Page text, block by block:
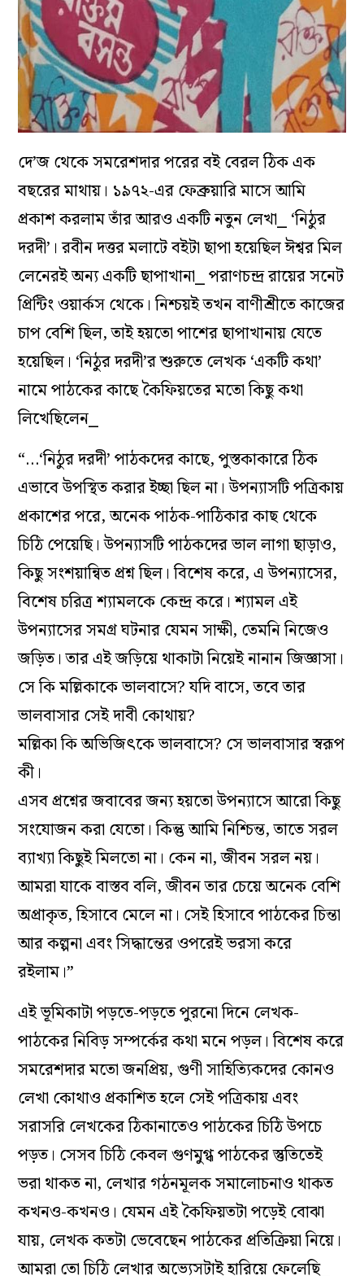
দে’জ থেকে সমরেশদার পরের বই বেরল ঠিক এক
বছরের মাথায়। ১৯৭২-এর ফেব্রুয়ারি মাসে আমি
প্রকাশ করলাম তাঁর আরও একটি নতুন লেখা⎯ ‘নিঠুর
দরদী’। রবীন দত্তর মলাটে বইটা ছাপা হয়েছিল ঈশ্বর মিল
লেনেরই অন্য একটি ছাপাখানা⎯ পরাণচন্দ্র রায়ের সনেট
প্রিন্টিং ওয়ার্কস থেকে। নিশ্চয়ই তখন বাণীশ্রীতে কাজের
চাপ বেশি ছিল, তাই হয়তো পাশের ছাপাখানায় যেতে
হয়েছিল। ‘নিঠুর দরদী’র শুরুতে লেখক ‘একটি কথা’
নামে পাঠকের কাছে কৈফিয়তের মতো কিছু কথা
লিখেছিলেন⎯
“…‘নিঠুর দরদী’ পাঠকদের কাছে, পুস্তকাকারে ঠিক
এভাবে উপস্থিত করার ইচ্ছা ছিল না। উপন্যাসটি পত্রিকায়
প্রকাশের পরে, অনেক পাঠক-পাঠিকার কাছ থেকে
চিঠি পেয়েছি। উপন্যাসটি পাঠকদের ভাল লাগা ছাড়াও,
কিছু সংশয়ান্বিত প্রশ্ন ছিল। বিশেষ করে, এ উপন্যাসের,
বিশেষ চরিত্র শ্যামলকে কেন্দ্র করে। শ্যামল এই
উপন্যাসের সমগ্র ঘটনার যেমন সাক্ষী, তেমনি নিজেও
জড়িত। তার এই জড়িয়ে থাকাটা নিয়েই নানান জিজ্ঞাসা।
সে কি মল্লিকাকে ভালবাসে? যদি বাসে, তবে তার
ভালবাসার সেই দাবী কোথায়?
মল্লিকা কি অভিজিৎকে ভালবাসে? সে ভালবাসার স্বরূপ
কী।
এসব প্রশ্নের জবাবের জন্য হয়তো উপন্যাসে আরো কিছু
সংযোজন করা যেতো। কিন্তু আমি নিশ্চিন্ত, তাতে সরল
ব্যাখ্যা কিছুই মিলতো না। কেন না, জীবন সরল নয়।
আমরা যাকে বাস্তব বলি, জীবন তার চেয়ে অনেক বেশি
অপ্রাকৃত, হিসাবে মেলে না। সেই হিসাবে পাঠকের চিন্তা
আর কল্পনা এবং সিদ্ধান্তের ওপরেই ভরসা করে
রইলাম।”
এই ভূমিকাটা পড়তে-পড়তে পুরনো দিনে লেখক-
পাঠকের নিবিড় সম্পর্কের কথা মনে পড়ল। বিশেষ করে
সমরেশদার মতো জনপ্রিয়, গুণী সাহিত্যিকদের কোনও
লেখা কোথাও প্রকাশিত হলে সেই পত্রিকায় এবং
সরাসরি লেখকের ঠিকানাতেও পাঠকের চিঠি উপচে
পড়ত। সেসব চিঠি কেবল গুণমুগ্ধ পাঠকের স্তুতিতেই
ভরা থাকত না, লেখার গঠনমূলক সমালোচনাও থাকত
কখনও-কখনও। যেমন এই কৈফিয়তটা পড়েই বোঝা
যায়, লেখক কতটা ভেবেছেন পাঠকের প্রতিক্রিয়া নিয়ে।
আমরা তো চিঠি লেখার অভ্যেসটাই হারিয়ে ফেলেছি⎯